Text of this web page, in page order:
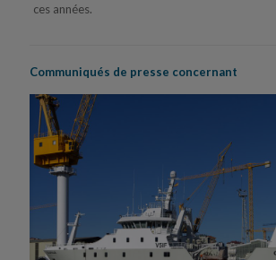
ces années.
Communiqués de presse concernant